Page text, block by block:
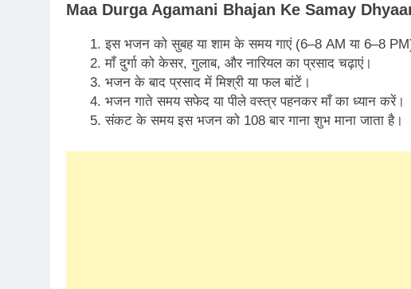
Maa Durga Agamani Bhajan Ke Samay
इस भजन को सुबह या शाम के समय गाएं (6–8 AM या 6–8
माँ दुर्गा को केसर, गुलाब, और नारियल का प्रसाद चढ़ाएं।
भजन के बाद प्रसाद में मिश्री या फल बांटें।
भजन गाते समय सफेद या पीले वस्त्र पहनकर माँ का ध्यान करें।
संकट के समय इस भजन को 108 बार गाना शुभ माना जाता है।